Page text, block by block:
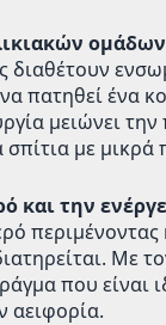
ομάδων
διαθέτουν
πατηθεί ένα
μειώνει
με
και την
Με
που είναι
αειφορία.